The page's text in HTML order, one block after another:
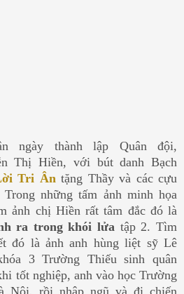
ngày thành lập Quân đội,
Thị Hiền, với bút danh Bạch
Tri Ân tặng Thầy và các cựu
những tấm ảnh minh họa
ảnh chị Hiền rất tâm đắc đó là
ra trong khói lửa tập 2. Tìm
đó là ảnh anh hùng liệt sỹ Lê
3 Trường Thiếu sinh quân
tốt nghiệp, anh vào học Trường
Nội, rồi nhập ngũ và đi chiến